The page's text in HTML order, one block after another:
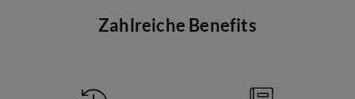
Zahlreiche Benefits